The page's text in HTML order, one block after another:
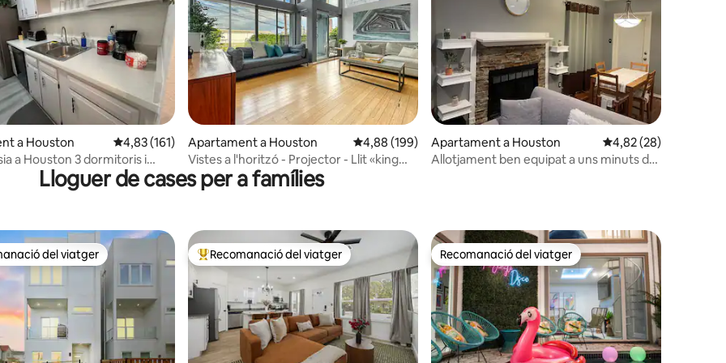
d'un total de 5; 208 avaluacions
a Houston 4,83 de puntuació mitjana d'un total de 5; 161 avaluacions
4,83 (161)
3 dormitoris i
Apartament a Houston 4,88 de puntuació mitjana d'un total de 5; 199 avaluacions
4,88 (199)
Vistes a l'horitzó - Projector - Llit «king
size» - Garatge - Diversió
Apartament a Houston 4,82 de puntuació
4,82 (28)
Allotjament ben equipat a uns minuts de
Lloguer de cases per a famílies
recomanacions dels viatgers
del viatger Principals recomanacions dels viatgers
Recomanació del viatger Recomanació del viatger
Recomanació del viatger